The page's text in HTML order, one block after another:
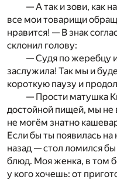
— А так и зови, как
все мои товарищи
нравится! — В знак
склонил голову:
— Судя по жеребцу
заслужила! Так мы и
короткую паузу и
— Прости матушка
достойной пищей, мы не
не могём знатно
Если бы ты появилась
назад — стол ломился
блюд. Моя женка, в том
у кого хочешь: от